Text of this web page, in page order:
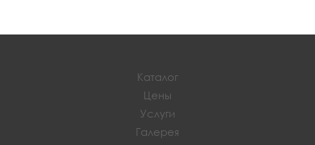
Каталог
Цены
Услуги
Галерея